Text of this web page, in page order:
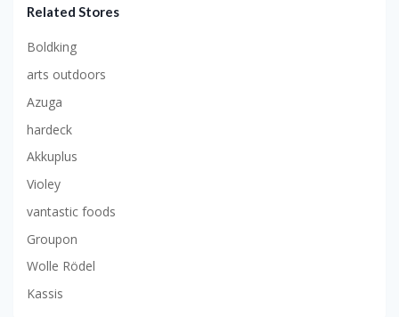
Related Stores
Boldking
arts outdoors
Azuga
hardeck
Akkuplus
Violey
vantastic foods
Groupon
Wolle Rödel
Kassis